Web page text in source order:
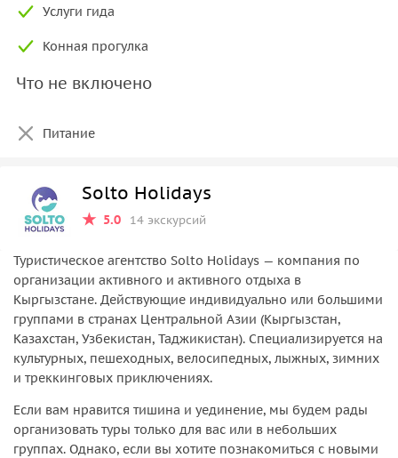
Услуги гида
Конная прогулка
Что не включено
Питание
Solto Holidays
5.0 14 экскурсий
Туристическое агентство Solto Holidays — компания по
организации активного и активного отдыха в
Кыргызстане. Действующие индивидуально или большими
группами в странах Центральной Азии (Кыргызстан,
Казахстан, Узбекистан, Таджикистан). Специализируется на
культурных, пешеходных, велосипедных, лыжных, зимних
и треккинговых приключениях.
Если вам нравится тишина и уединение, мы будем рады
организовать туры только для вас или в небольших
группах. Однако, если вы хотите познакомиться с новыми